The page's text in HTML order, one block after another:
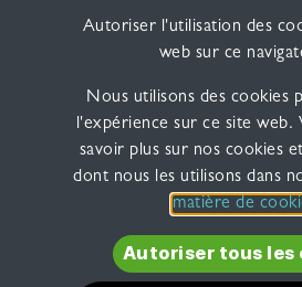
dépende
personne
Autoriser l'utilisation des
web sur ce
Nous utilisons des cookies
l'expérience sur ce site web.
savoir plus sur nos cookies
dont nous les utilisons dans
matière de
Autoriser tous l​​es​​